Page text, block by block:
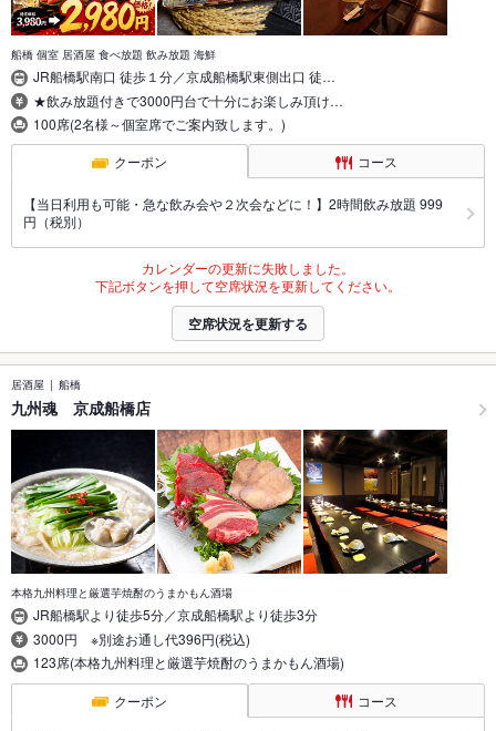
船橋 個室 居酒屋 食べ放題 飲み放題 海鮮
JR船橋駅南口 徒歩１分／京成船橋駅東側出口 徒…
★飲み放題付きで3000円台で十分にお楽しみ頂け…
100席(2名様～個室席でご案内致します。)
クーポン コース
【当日利用も可能・急な飲み会や２次会などに！】2時間飲み放題 999
円（税別）
カレンダーの更新に失敗しました。
下記ボタンを押して空席状況を更新してください。
空席状況を更新する
居酒屋 船橋
九州魂 京成船橋店
本格九州料理と厳選芋焼酎のうまかもん酒場
JR船橋駅より徒歩5分／京成船橋駅より徒歩3分
3000円 ※別途お通し代396円(税込)
123席(本格九州料理と厳選芋焼酎のうまかもん酒場)
クーポン コース